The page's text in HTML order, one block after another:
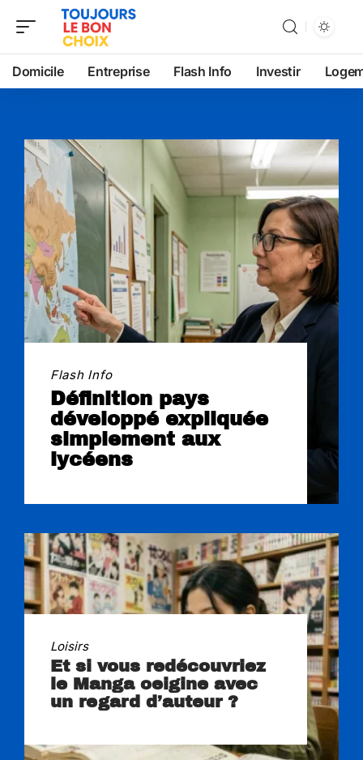
Domicile Entreprise Flash Info Investir
Flash Info
Définition pays
développé expliquée
simplement aux
lycéens
Loisirs
Et si vous redécouvriez
le Manga oeigine avec
un regard d’auteur ?